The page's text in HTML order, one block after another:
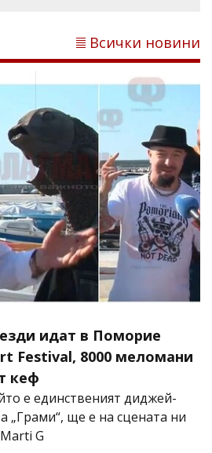
Всички новини
идат в Поморие
Festival, 8000 меломани
кеф
е единственият диджей-
„Грами“, ще е на сцената ни
G